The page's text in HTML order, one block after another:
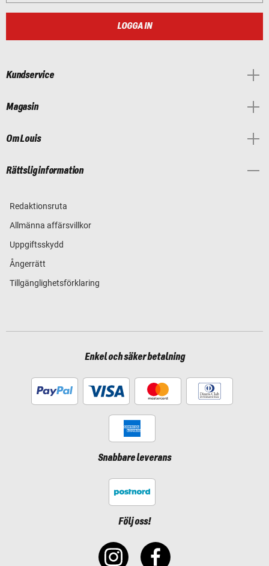
LOGGA IN
Kundservice
Magasin
Om Louis
Rättslig information
Redaktionsruta
Allmänna affärsvillkor
Uppgiftsskydd
Ångerrätt
Tillgänglighetsförklaring
Enkel och säker betalning
Snabbare leverans
Följ oss!